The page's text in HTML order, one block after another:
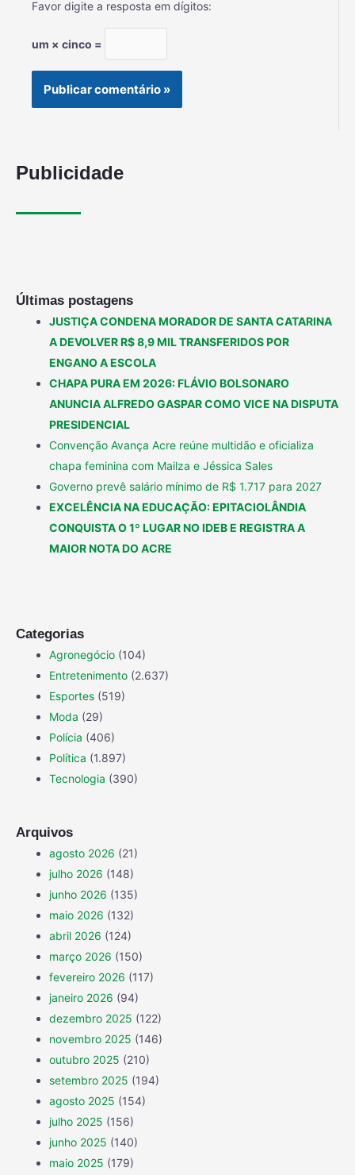
Favor digite a resposta em dígitos:
um × cinco =
Publicidade
Últimas postagens
JUSTIÇA CONDENA MORADOR DE SANTA CATARINA
A DEVOLVER R$ 8,9 MIL TRANSFERIDOS POR
ENGANO A ESCOLA
CHAPA PURA EM 2026: FLÁVIO BOLSONARO
ANUNCIA ALFREDO GASPAR COMO VICE NA DISPUTA
PRESIDENCIAL
Convenção Avança Acre reúne multidão e oficializa
chapa feminina com Mailza e Jéssica Sales
Governo prevê salário mínimo de R$ 1.717 para 2027
EXCELÊNCIA NA EDUCAÇÃO: EPITACIOLÂNDIA
CONQUISTA O 1º LUGAR NO IDEB E REGISTRA A
MAIOR NOTA DO ACRE
Categorias
Agronegócio (104)
Entretenimento (2.637)
Esportes (519)
Moda (29)
Polícia (406)
Política (1.897)
Tecnologia (390)
Arquivos
agosto 2026 (21)
julho 2026 (148)
junho 2026 (135)
maio 2026 (132)
abril 2026 (124)
março 2026 (150)
fevereiro 2026 (117)
janeiro 2026 (94)
dezembro 2025 (122)
novembro 2025 (146)
outubro 2025 (210)
setembro 2025 (194)
agosto 2025 (154)
julho 2025 (156)
junho 2025 (140)
maio 2025 (179)